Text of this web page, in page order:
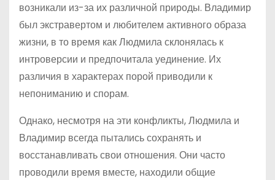
возникали из-за их различной природы. Владимир
был экстравертом и любителем активного образа
жизни, в то время как Людмила склонялась к
интроверсии и предпочитала уединение. Их
различия в характерах порой приводили к
непониманию и спорам.
Однако, несмотря на эти конфликты, Людмила и
Владимир всегда пытались сохранять и
восстанавливать свои отношения. Они часто
проводили время вместе, находили общие